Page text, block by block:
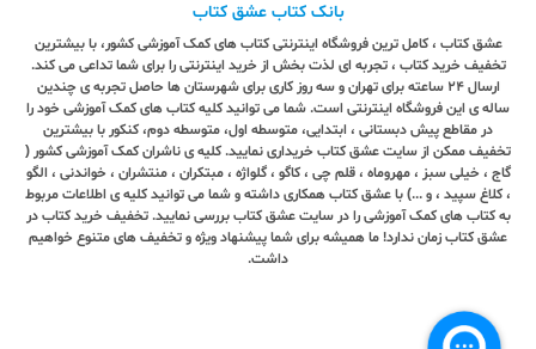
بانک کتاب عشق کتاب
عشق کتاب ، کامل ترین فروشگاه اینترنتی کتاب های کمک آموزشی کشور، با بیشترین
تخفیف خرید کتاب ، تجربه ای لذت بخش از خرید اینترنتی را برای شما تداعی می کند.
ارسال ٢٤ ساعته برای تهران و سه روز کاری برای شهرستان ها حاصل تجربه ی چندین
ساله ی این فروشگاه اینترنتی است. شما می توانید کلیه کتاب های کمک آموزشی خود را
در مقاطع پیش دبستانی ، ابتدایی، متوسطه اول، متوسطه دوم، کنکور با بیشترین
تخفیف ممکن از سایت عشق کتاب خریداری نمایید. کلیه ی ناشران کمک آموزشی کشور (
گاج ، خیلی سبز ، مهروماه ، قلم چی ، کاگو ، گلواژه ، مبتکران ، منتشران ، خواندنی ، الگو
، کلاغ سپید ، و ...) با عشق کتاب همکاری داشته و شما می توانید کلیه ی اطلاعات مربوط
به کتاب های کمک آموزشی را در سایت عشق کتاب بررسی نمایید. تخفیف خرید کتاب در
عشق کتاب زمان ندارد! ما همیشه برای شما پیشنهاد ویژه و تخفیف های متنوع خواهیم
داشت.